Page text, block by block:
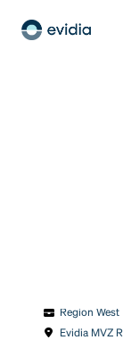
Region West
Evidia MVZ